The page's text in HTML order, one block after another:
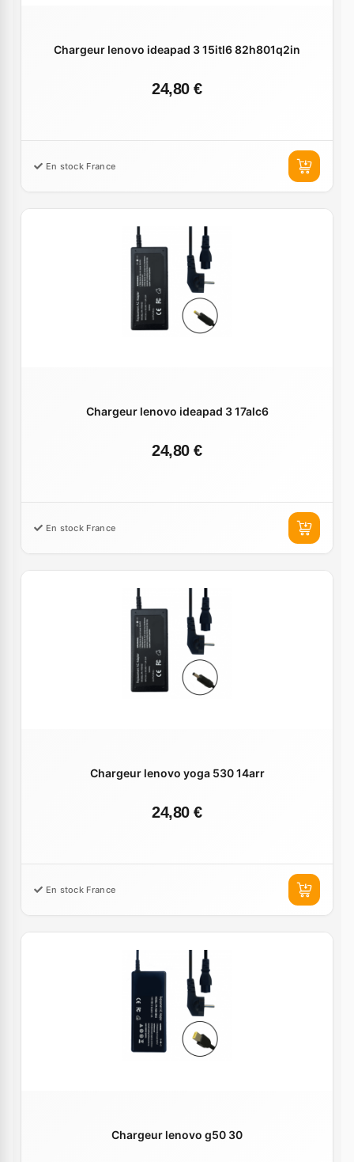
Chargeur lenovo ideapad 3 15itl6 82h801q2in
24,80 €
En stock France
Chargeur lenovo ideapad 3 17alc6
24,80 €
En stock France
Chargeur lenovo yoga 530 14arr
24,80 €
En stock France
Chargeur lenovo g50 30